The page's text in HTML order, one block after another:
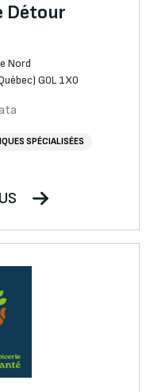
Détour
Nord
G0L 1X0
SPÉCIALISÉES